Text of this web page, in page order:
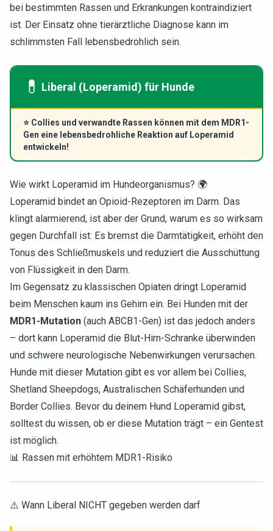
bei bestimmten Rassen und Erkrankungen kontraindiziert
ist. Der Einsatz ohne tierärztliche Diagnose kann im
schlimmsten Fall lebensbedrohlich sein.
💊 Liberal (Loperamid) für Hunde
⭐ Collies und verwandte Rassen können mit dem MDR1-
Gen eine lebensbedrohliche Reaktion auf Loperamid
entwickeln!
Wie wirkt Loperamid im Hundeorganismus? 🌍
Loperamid bindet an Opioid-Rezeptoren im Darm. Das
klingt alarmierend, ist aber der Grund, warum es so wirksam
gegen Durchfall ist: Es bremst die Darmtätigkeit, erhöht den
Tonus des Schließmuskels und reduziert die Ausschüttung
von Flüssigkeit in den Darm.
Im Gegensatz zu klassischen Opiaten dringt Loperamid
beim Menschen kaum ins Gehirn ein. Bei Hunden mit der
MDR1-Mutation (auch ABCB1-Gen) ist das jedoch anders
– dort kann Loperamid die Blut-Hirn-Schranke überwinden
und schwere neurologische Nebenwirkungen verursachen.
Hunde mit dieser Mutation gibt es vor allem bei Collies,
Shetland Sheepdogs, Australischen Schäferhunden und
Border Collies. Bevor du deinem Hund Loperamid gibst,
solltest du wissen, ob er diese Mutation trägt – ein Gentest
ist möglich.
📊 Rassen mit erhöhtem MDR1-Risiko
⚠️ Wann Liberal NICHT gegeben werden darf